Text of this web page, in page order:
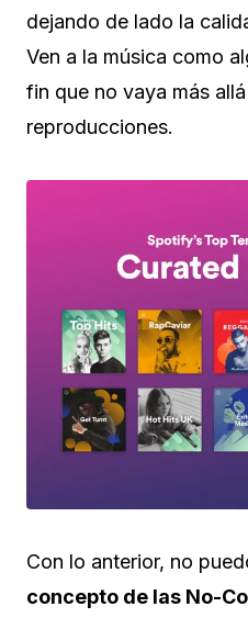
dejando de lado la
Ven a la música como
fin que no vaya más
reproducciones.
Con lo anterior, no
concepto de las No-